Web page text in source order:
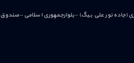
نور علی بیگ) – بلوارجمهوری اسلامی – صندوق